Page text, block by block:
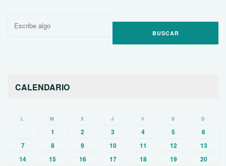
Buscar
CALENDARIO
L M X J V S D
1 2 3 4 5
6
7
8 9 10 11 12
13
14
15 16 17 18 19
20